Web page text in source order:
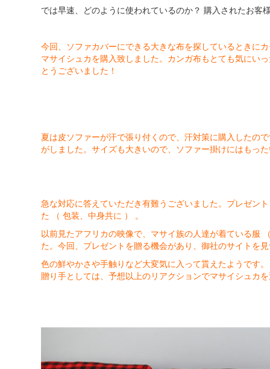
では早速、どのように使われているのか？ 購入されたお客
今回、ソファカバーにできる大きな布を探しているときに
マサイシュカを購入致しました。カンガ布もとても気にい
とうございました！
夏は皮ソファーが汗で張り付くので、汗対策に購入したの
がしました。サイズも大きいので、ソファー掛けにはもっ
急な対応に答えていただき有難うございました。プレゼン
た （ 包装、中身共に ） 。
以前見たアフリカの映像で、マサイ族の人達が着ている服
た。今回、プレゼントを贈る機会があり、御社のサイトを
色の鮮やかさや手触りなど大変気に入って貰えたようです。
贈り手としては、予想以上のリアクションでマサイシュカ